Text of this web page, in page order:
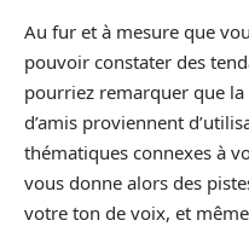
Au fur et à mesure que
pouvoir constater des
pourriez remarquer que
d’amis proviennent
thématiques connexes à
vous donne alors des
votre ton de voix, et